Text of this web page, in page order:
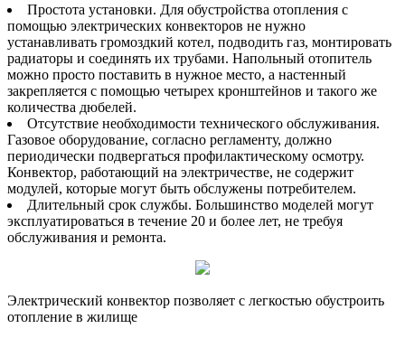
Простота установки. Для обустройства отопления с
помощью электрических конвекторов не нужно
устанавливать громоздкий котел, подводить газ, монтировать
радиаторы и соединять их трубами. Напольный отопитель
можно просто поставить в нужное место, а настенный
закрепляется с помощью четырех кронштейнов и такого же
количества дюбелей.
Отсутствие необходимости технического обслуживания.
Газовое оборудование, согласно регламенту, должно
периодически подвергаться профилактическому осмотру.
Конвектор, работающий на электричестве, не содержит
модулей, которые могут быть обслужены потребителем.
Длительный срок службы. Большинство моделей могут
эксплуатироваться в течение 20 и более лет, не требуя
обслуживания и ремонта.
Электрический конвектор позволяет с легкостью обустроить
отопление в жилище